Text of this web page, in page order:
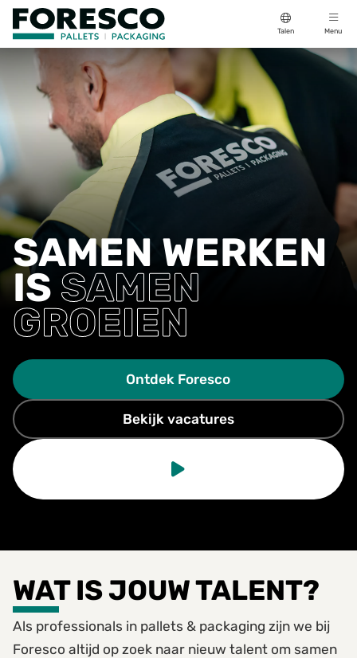
Talen Menu
SAMEN WERKEN
IS SAMEN
GROEIEN
Ontdek Foresco
Bekijk vacatures
WAT IS JOUW TALENT?
Als professionals in pallets & packaging zijn we bij
Foresco altijd op zoek naar nieuw talent om samen